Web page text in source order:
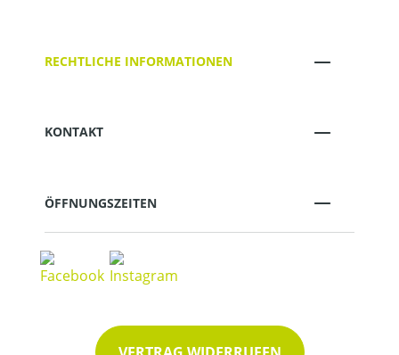
RECHTLICHE INFORMATIONEN
KONTAKT
ÖFFNUNGSZEITEN